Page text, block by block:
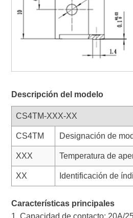
Descripción del modelo
CS4TM-XXX-XX
CS4TM Designación de
XXX Temperatura de
XX Identificación de
Características principales
1. Capacidad de contacto: 20A/